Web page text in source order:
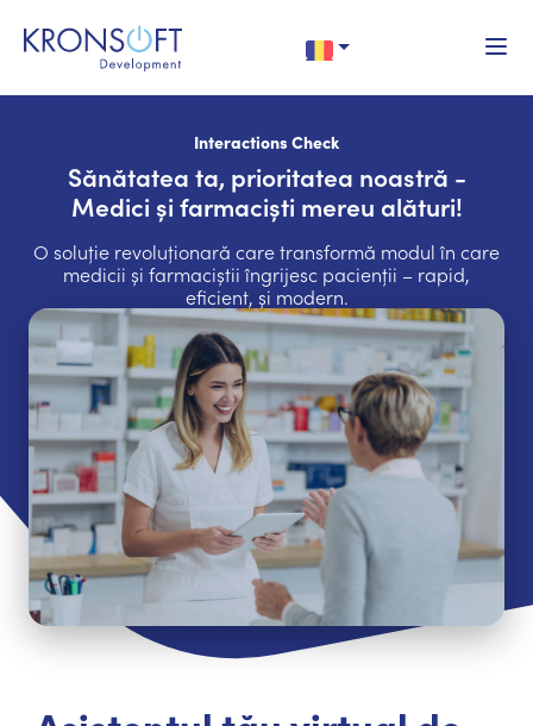
Interactions Check
Sănătatea ta, prioritatea noastră -
Medici și farmaciști mereu alături!
O soluție revoluționară care transformă modul în care
medicii și farmaciștii îngrijesc pacienții – rapid,
eficient, și modern.